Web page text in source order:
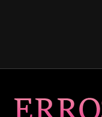
Карта сайта